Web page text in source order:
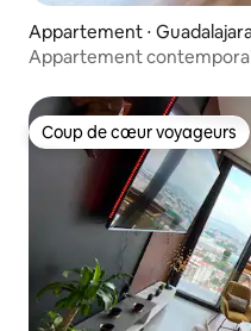
Appartement ⋅
Appartement
Coup de cœur voyageurs
Coup de cœur voyageurs